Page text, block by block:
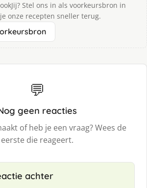
Stel ons in als voorkeursbron in
onze recepten sneller terug.
💬
geen reacties
of heb je een vraag? Wees de
eerste die reageert.
achter